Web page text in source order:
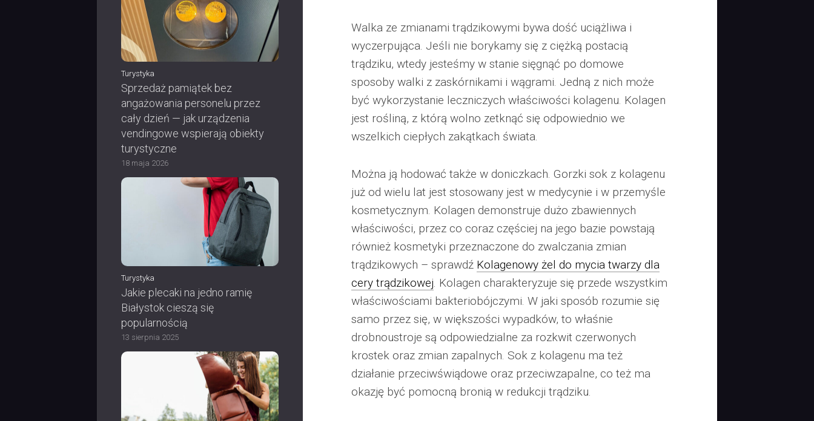
Turystyka
Sprzedaż pamiątek bez
angażowania personelu przez
cały dzień — jak urządzenia
vendingowe wspierają obiekty
turystyczne
18 maja 2026
Turystyka
Jakie plecaki na jedno ramię
Białystok cieszą się
popularnością
13 sierpnia 2025
Walka ze zmianami trądzikowymi bywa dość uciążliwa i
wyczerpująca. Jeśli nie borykamy się z ciężką postacią
trądziku, wtedy jesteśmy w stanie sięgnąć po domowe
sposoby walki z zaskórnikami i wągrami. Jedną z nich może
być wykorzystanie leczniczych właściwości kolagenu. Kolagen
jest rośliną, z którą wolno zetknąć się odpowiednio we
wszelkich ciepłych zakątkach świata.
Można ją hodować także w doniczkach. Gorzki sok z kolagenu
już od wielu lat jest stosowany jest w medycynie i w przemyśle
kosmetycznym. Kolagen demonstruje dużo zbawiennych
właściwości, przez co coraz częściej na jego bazie powstają
również kosmetyki przeznaczone do zwalczania zmian
trądzikowych – sprawdź Kolagenowy żel do mycia twarzy dla
cery trądzikowej. Kolagen charakteryzuje się przede wszystkim
właściwościami bakteriobójczymi. W jaki sposób rozumie się
samo przez się, w większości wypadków, to właśnie
drobnoustroje są odpowiedzialne za rozkwit czerwonych
krostek oraz zmian zapalnych. Sok z kolagenu ma też
działanie przeciwświądowe oraz przeciwzapalne, co też ma
okazję być pomocną bronią w redukcji trądziku.